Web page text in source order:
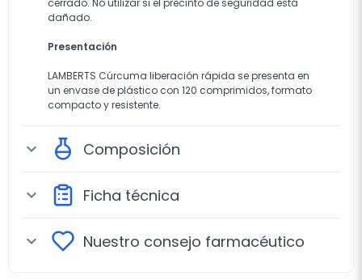
cerrado. No utilizar si el precinto de seguridad está
dañado.
Presentación
LAMBERTS Cúrcuma liberación rápida se presenta en
un envase de plástico con 120 comprimidos, formato
compacto y resistente.
expand_more Composición
expand_more Ficha técnica
expand_more Nuestro consejo farmacéutico